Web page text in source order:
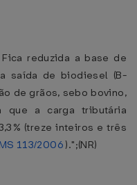
reduzida a base de
saída de biodiesel (B-
de grãos, sebo bovino,
que a carga tributária
(treze inteiros e três
113/2006 ).";(NR)